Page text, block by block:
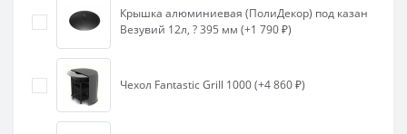
Крышка алюминиевая (ПолиДекор) под казан
Везувий 12л, ? 395 мм (+1 790 ₽)
Чехол Fantastic GriIl 1000 (+4 860 ₽)